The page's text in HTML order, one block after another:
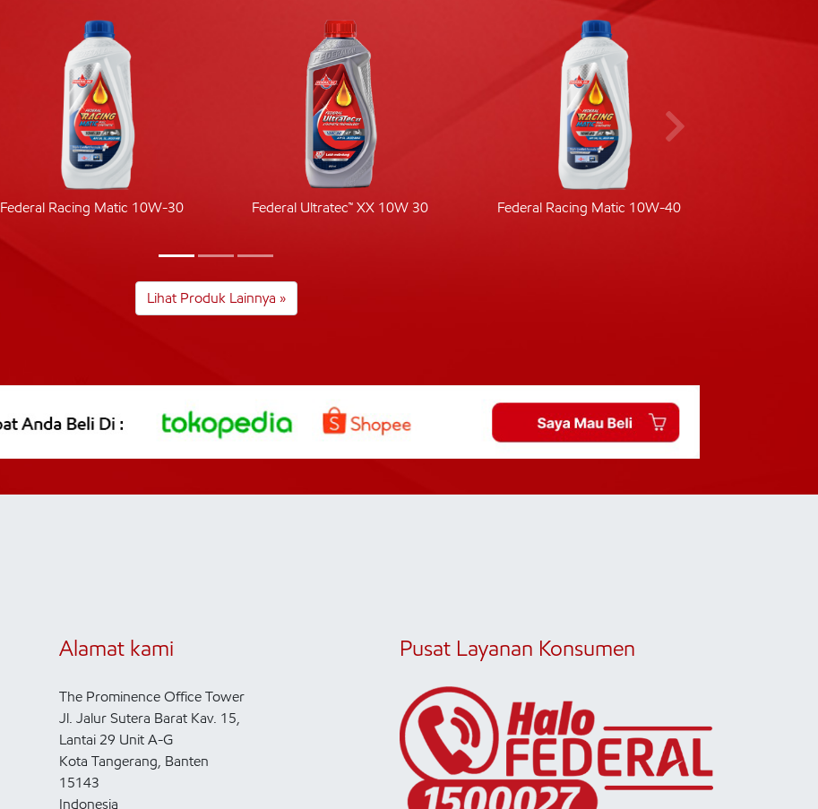
Federal Racing Matic 10W-30 Federal Ultratec™ XX 10W 30 Federal Racing Matic 10W-40
Lihat Produk Lainnya »
Alamat kami
The Prominence Office Tower
Jl. Jalur Sutera Barat Kav. 15,
Lantai 29 Unit A-G
Kota Tangerang, Banten
15143
Indonesia
Pusat Layanan Konsumen